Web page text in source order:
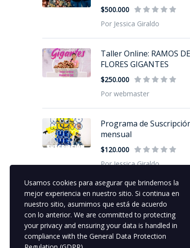
$500.000
Por Jessica Giraldo
Taller Online: RAMOS DE
FLORES GIGANTES
$250.000
Por webmaster
Programa de
mensual
$120.000
Por Jessica Giraldo
Taller Online -
(Chamizo em...
$150.000
Por Jessica Giraldo
Usamos cookies para asegurar que brindemos la
mejor experiencia en nuestro sitio. Si continua en
nuestro sitio, asumimos que está de acuerdo
con lo anterior. We are committed to protecting
your privacy and ensuring your data is handled in
compliance with the General Data Protection